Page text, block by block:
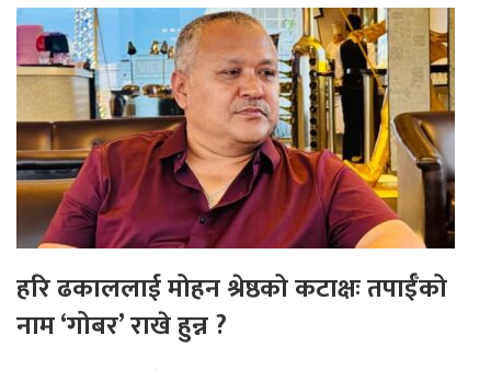
हरि ढकाललाई मोहन श्रेष्ठको कटाक्षः तपाईँको
नाम ‘गोबर’ राखे हुन्न ?